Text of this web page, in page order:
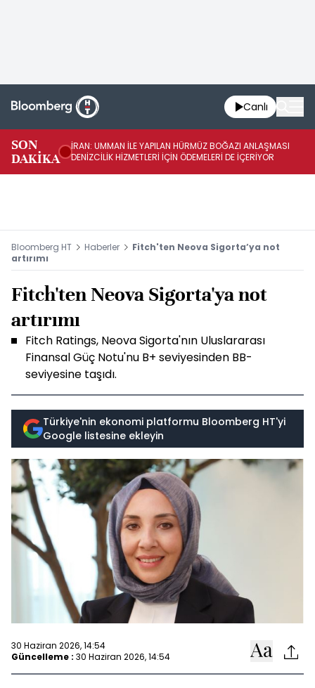
Canlı
SON
DAKİKA
İRAN: UMMAN İLE YAPILAN HÜRMÜZ BOĞAZI ANLAŞMASI
DENİZCİLİK HİZMETLERİ İÇİN ÖDEMELERİ DE İÇERİYOR
Bloomberg HT Haberler
Fitch'ten Neova Sigorta’ya not
artırımı
Fitch'ten Neova Sigorta'ya not
artırımı
Fitch Ratings, Neova Sigorta'nın Uluslararası
Finansal Güç Notu'nu B+ seviyesinden BB-
seviyesine taşıdı.
Türkiye'nin ekonomi platformu Bloomberg HT'yi
Google listesine ekleyin
30 Haziran 2026, 14:54
Güncelleme : 30 Haziran 2026, 14:54